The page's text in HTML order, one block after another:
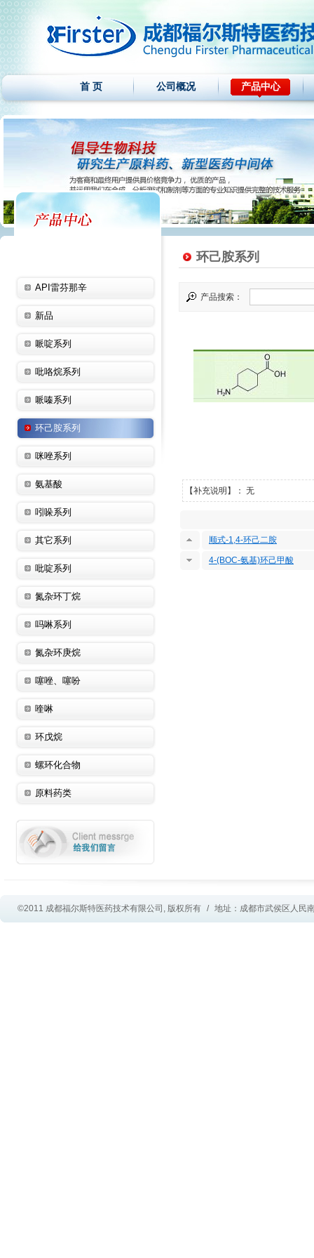
首 页 公司概况 产品中心
API雷芬那辛
新品
哌啶系列
吡咯烷系列
哌嗪系列
环己胺系列
咪唑系列
氨基酸
吲哚系列
其它系列
吡啶系列
氮杂环丁烷
吗啉系列
氮杂环庚烷
噻唑、噻吩
喹啉
环戊烷
螺环化合物
原料药类
环己胺系列
产品搜索：
【补充说明】： 无
顺式-1,4-环己二胺
4-(BOC-氨基)环己甲酸
©2011 成都福尔斯特医药技术有限公司, 版权所有 / 地址：成都市武侯区人民